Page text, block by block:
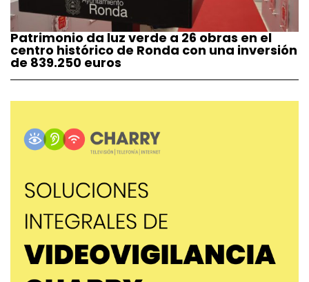
Patrimonio da luz verde a 26 obras en el
centro histórico de Ronda con una inversión
de 839.250 euros